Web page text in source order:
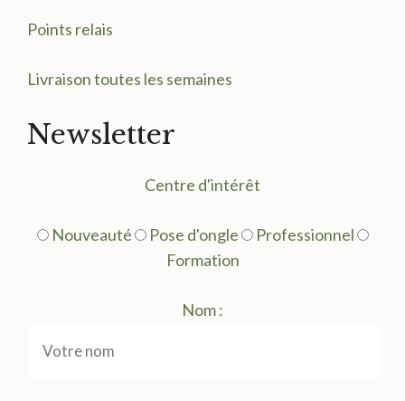
Points relais
Livraison toutes les semaines
Newsletter
Centre d'intérêt
Nouveauté Pose d'ongle
Professionnel
Formation
Nom :